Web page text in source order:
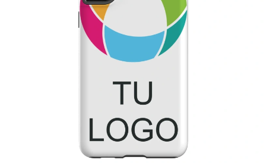
flechas
para
moverte
por
la
imagen